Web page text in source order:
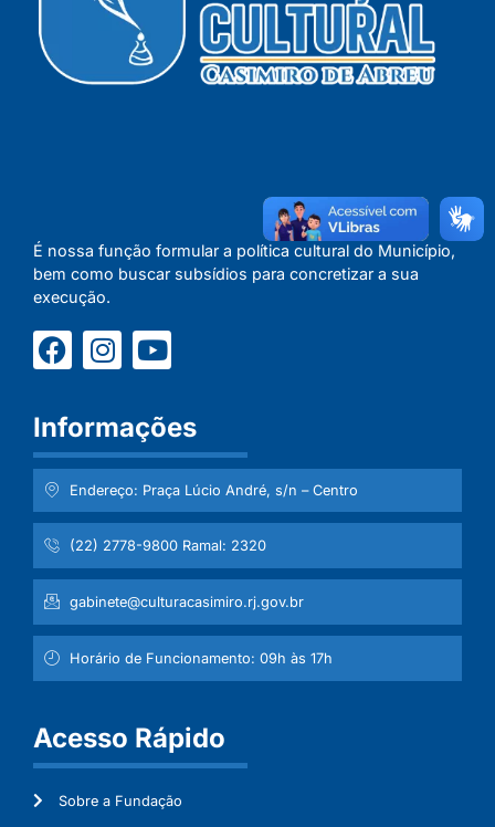
É nossa função formular a política cultural do Município,
bem como buscar subsídios para concretizar a sua
execução.
Informações
Endereço: Praça Lúcio André, s/n – Centro
(22) 2778-9800 Ramal: 2320
gabinete@culturacasimiro.rj.gov.br
Horário de Funcionamento: 09h às 17h
Acesso Rápido
Sobre a Fundação